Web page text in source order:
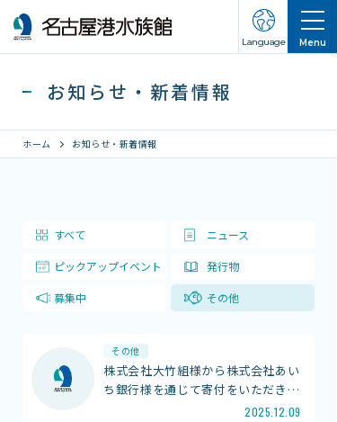
Menu
Language
営業・イベントスケジュール
入館チケット
交通アクセス
名古屋港水族館ってこんなところ
お知らせ・新着情報
ホーム お知らせ・新着情報
すべて ニュース
ピックアップイベント 発行物
募集中 その他
2025.12.09
その他
株式会社大竹組様から株式会社あい
ち銀行様を通じて寄付をいただき …